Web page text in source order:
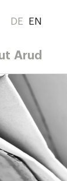
DE EN
Arud